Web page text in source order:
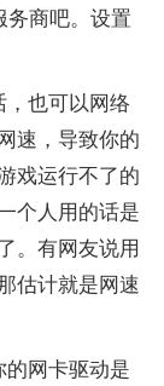
务商吧。设置
，也可以网络
速，导致你的
戏运行不了的
个人用的话是
。有网友说用
估计就是网速
的网卡驱动是